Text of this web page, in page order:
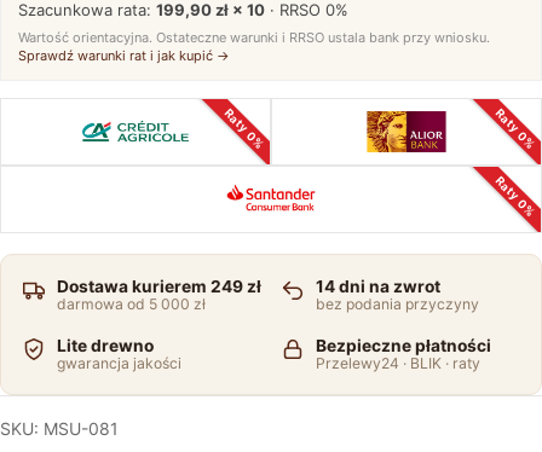
Szacunkowa rata: 199,90 zł × 10 · RRSO 0%
Wartość orientacyjna. Ostateczne warunki i RRSO ustala bank przy wniosku.
Sprawdź warunki rat i jak kupić →
Raty 0%
Raty 0%
Raty 0%
Dostawa kurierem 249 zł
darmowa od 5 000 zł
14 dni na zwrot
bez podania przyczyny
Lite drewno
gwarancja jakości
Bezpieczne płatności
Przelewy24 · BLIK · raty
SKU: MSU-081